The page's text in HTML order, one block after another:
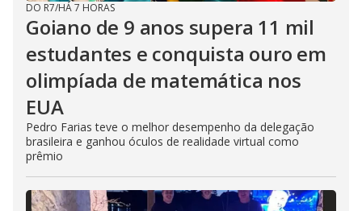
DO R7/HÁ 7 HORAS
Goiano de 9 anos supera 11 mil
estudantes e conquista ouro em
olimpíada de matemática nos
EUA
Pedro Farias teve o melhor desempenho da delegação
brasileira e ganhou óculos de realidade virtual como
prêmio